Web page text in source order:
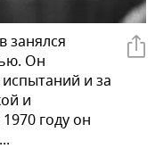
занялся
Он
и за
и
году он